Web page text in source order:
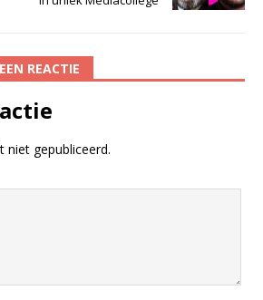
REACTIE
niet gepubliceerd.